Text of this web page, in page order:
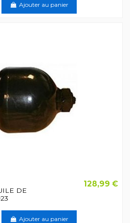
Ajouter au panier
DE
128,99 €
Ajouter au panier